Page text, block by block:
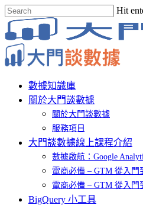
Skip
to
main
content
Hit
Close
Search
Menu
數據知識庫
關於大門談數據
關於大門談數據
服務項目
大門談數據線上課程介紹
數據啟航：Google
電商必備 – GTM 從入門
電商必備 – GTM 從入門
BigQuery 小工具